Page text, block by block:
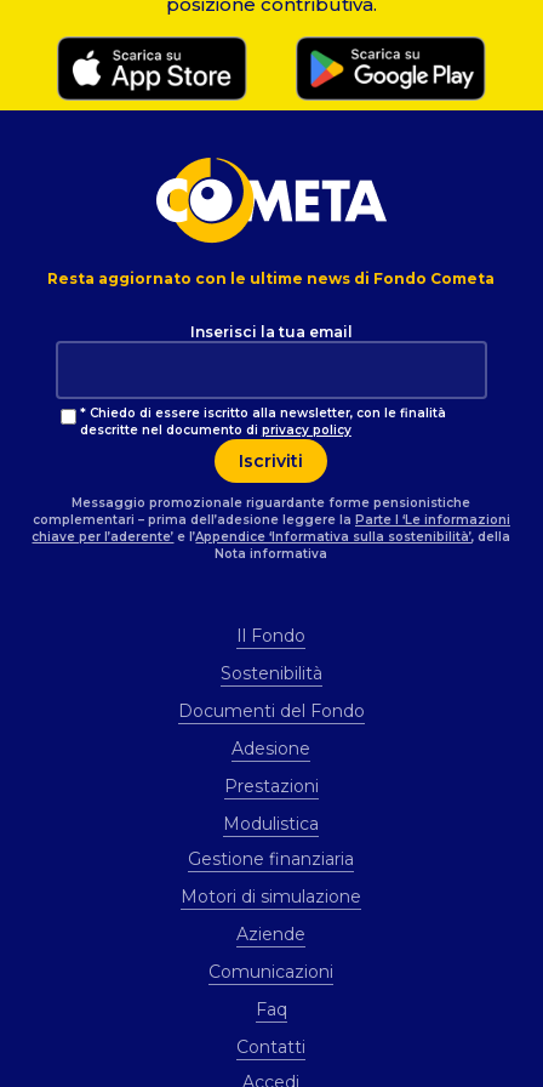
Se il familiare che ha perso la qualifica di fiscalmente a
carico vorrà mantenere la propria posizione aperta in
Cometa, potrà continuare ad effettuare in maniera
autonoma i versamenti o decidere di mantenere la
Resta aggiornato con le ultime news di Fondo Cometa
Inserisci la tua email
* Chiedo di essere iscritto alla newsletter, con le finalità
descritte nel documento di privacy policy
Messaggio promozionale riguardante forme pensionistiche
complementari – prima dell’adesione leggere la Parte I ‘Le informazioni
chiave per l’aderente’ e l’Appendice ‘Informativa sulla sostenibilità’, della
Nota informativa
Il Fondo
Sostenibilità
Documenti del Fondo
Adesione
Prestazioni
Modulistica
Gestione finanziaria
Motori di simulazione
Aziende
Comunicazioni
Faq
Contatti
Accedi